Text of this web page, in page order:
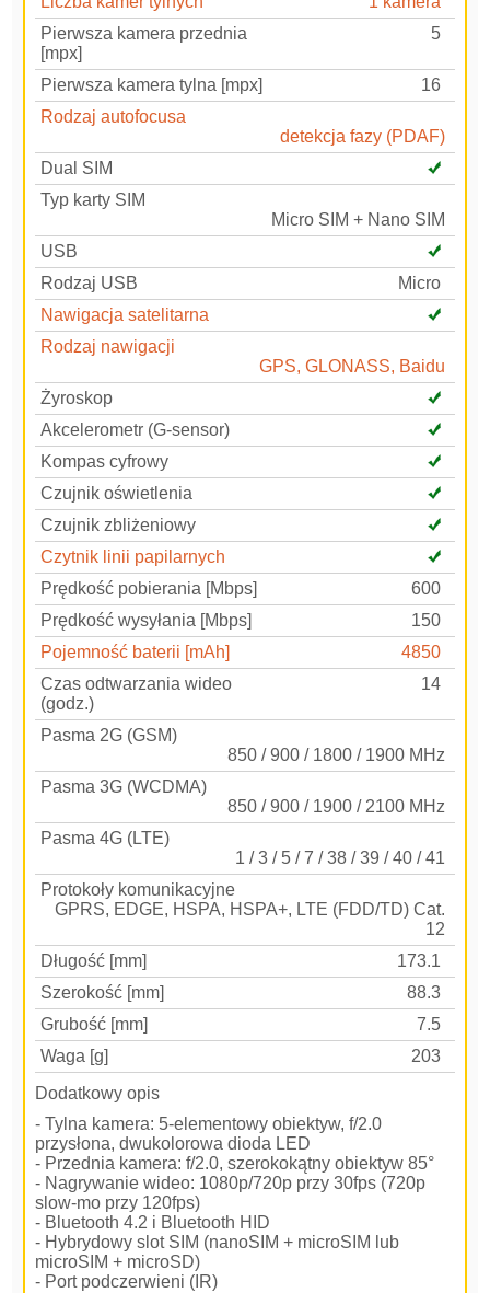
Pierwsza kamera przednia
[mpx]
5
Pierwsza kamera tylna [mpx]
16
Rodzaj autofocusa
detekcja fazy (PDAF)
Dual SIM
Typ karty SIM
Micro SIM + Nano SIM
USB
Rodzaj USB
Micro
Nawigacja satelitarna
Rodzaj nawigacji
GPS, GLONASS, Baidu
Żyroskop
Akcelerometr (G-sensor)
Kompas cyfrowy
Czujnik oświetlenia
Czujnik zbliżeniowy
Czytnik linii papilarnych
Prędkość pobierania [Mbps]
600
Prędkość wysyłania [Mbps]
150
Pojemność baterii [mAh]
4850
Czas odtwarzania wideo
(godz.)
14
Pasma 2G (GSM)
850 / 900 / 1800 / 1900 MHz
Pasma 3G (WCDMA)
850 / 900 / 1900 / 2100 MHz
Pasma 4G (LTE)
1 / 3 / 5 / 7 / 38 / 39 / 40 / 41
Protokoły komunikacyjne
GPRS, EDGE, HSPA, HSPA+, LTE (FDD/TD) Cat.
12
Długość [mm]
173.1
Szerokość [mm]
88.3
Grubość [mm]
7.5
Waga [g]
203
Dodatkowy opis
- Tylna kamera: 5-elementowy obiektyw, f/2.0
przysłona, dwukolorowa dioda LED
- Przednia kamera: f/2.0, szerokokątny obiektyw 85°
- Nagrywanie wideo: 1080p/720p przy 30fps (720p
slow-mo przy 120fps)
- Bluetooth 4.2 i Bluetooth HID
- Hybrydowy slot SIM (nanoSIM + microSIM lub
microSIM + microSD)
- Port podczerwieni (IR)